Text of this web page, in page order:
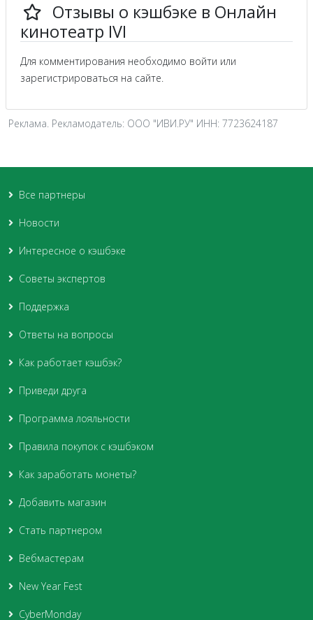
Отзывы о кэшбэке в Онлайн
кинотеатр IVI
Для комментирования необходимо войти или
зарегистрироваться на сайте.
Реклама. Рекламодатель: ООО "ИВИ.РУ" ИНН: 7723624187
Все партнеры
Новости
Интересное о кэшбэке
Советы экспертов
Поддержка
Ответы на вопросы
Как работает кэшбэк?
Приведи друга
Программа лояльности
Правила покупок с кэшбэком
Как заработать монеты?
Добавить магазин
Стать партнером
Вебмастерам
New Year Fest
CyberMonday